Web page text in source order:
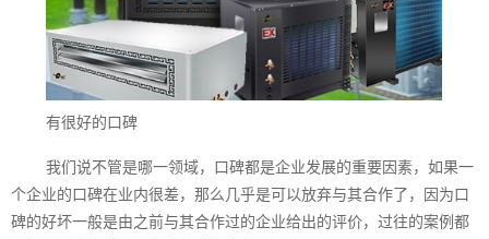
有很好的口碑
我们说不管是哪一领域，口碑都是企业发展的重要因素，如果一
个企业的口碑在业内很差，那么几乎是可以放弃与其合作了，因为口
碑的好坏一般是由之前与其合作过的企业给出的评价，过往的案例都